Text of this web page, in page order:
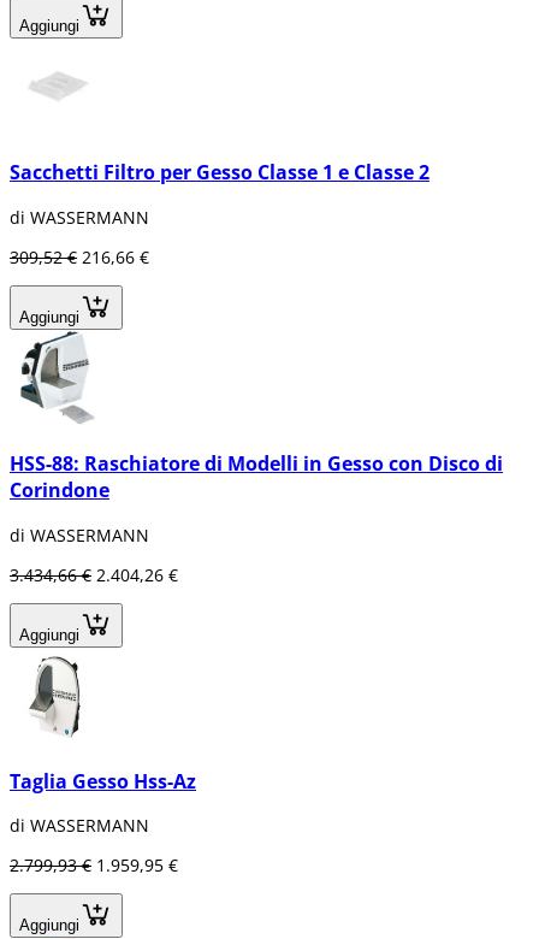
Aggiungi
Sacchetti Filtro per Gesso Classe 1 e Classe 2
di WASSERMANN
309,52 € 216,66 €
Aggiungi
HSS-88: Raschiatore di Modelli in Gesso con Disco di
Corindone
di WASSERMANN
3.434,66 € 2.404,26 €
Aggiungi
Taglia Gesso Hss-Az
di WASSERMANN
2.799,93 € 1.959,95 €
Aggiungi